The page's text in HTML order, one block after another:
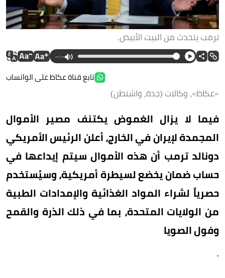
ترمب يتحدث من البيت الأبيض.
--:--
تابع قناة عكاظ على الواتساب
«عكاظ»، وكالات (جدة، واشنطن)
فيما لا يزال الغموض يكتنف مصير الأموال
المجمدة لإيران في الخارج، أعلن الرئيس الأمريكي
دونالد ترمب أن هذه الأموال سيتم إيداعها في
حساب ضمان يخضع لسيطرة أمريكية، وسيُستخدم
حصرياً لشراء المواد الغذائية والإمدادات الطبية
من الولايات المتحدة، بما في ذلك الذرة والقمح
وفول الصويا
.